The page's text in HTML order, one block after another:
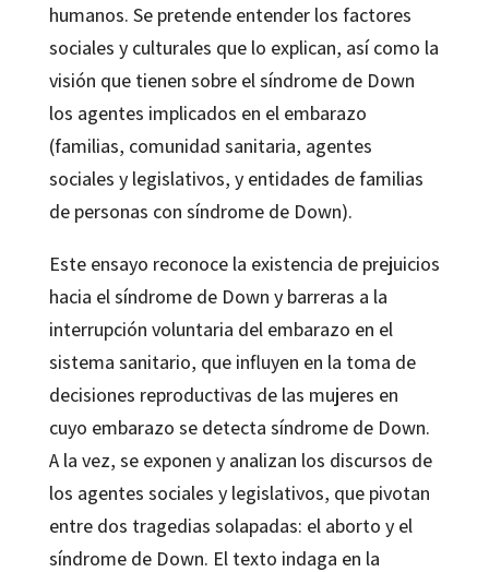
humanos. Se pretende entender los factores
sociales y culturales que lo explican, así como la
visión que tienen sobre el síndrome de Down
los agentes implicados en el embarazo
(familias, comunidad sanitaria, agentes
sociales y legislativos, y entidades de familias
de personas con síndrome de Down).
Este ensayo reconoce la existencia de prejuicios
hacia el síndrome de Down y barreras a la
interrupción voluntaria del embarazo en el
sistema sanitario, que influyen en la toma de
decisiones reproductivas de las mujeres en
cuyo embarazo se detecta síndrome de Down.
A la vez, se exponen y analizan los discursos de
los agentes sociales y legislativos, que pivotan
entre dos tragedias solapadas: el aborto y el
síndrome de Down. El texto indaga en la